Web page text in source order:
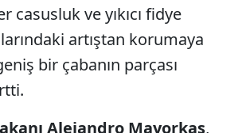
casusluk ve yıkıcı fidye
artıştan korumaya
bir çabanın parçası
Alejandro Mayorkas,